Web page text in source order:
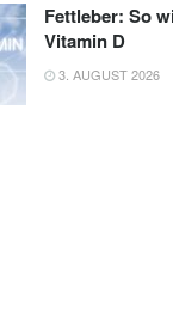
Fettleber: So
Vitamin D
3. AUGUST 2026